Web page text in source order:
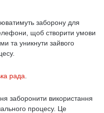
заборону для
щоб створити умови
та уникнути зайвого
рада
заборонити використання
процесу. Це